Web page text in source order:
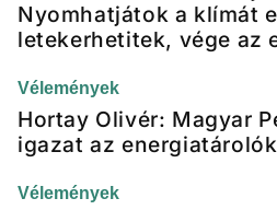
Nyomhatjátok a klímát
letekerhetitek, vége az
Vélemények
Hortay Olivér: Magyar
igazat az
Vélemények